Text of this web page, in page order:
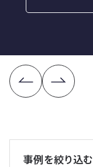
事例を絞り込む